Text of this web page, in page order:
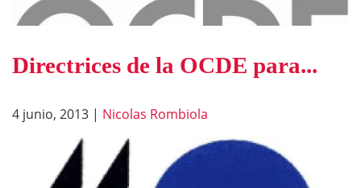
Directrices de la OCDE para...
4 junio, 2013 | Nicolas Rombiola